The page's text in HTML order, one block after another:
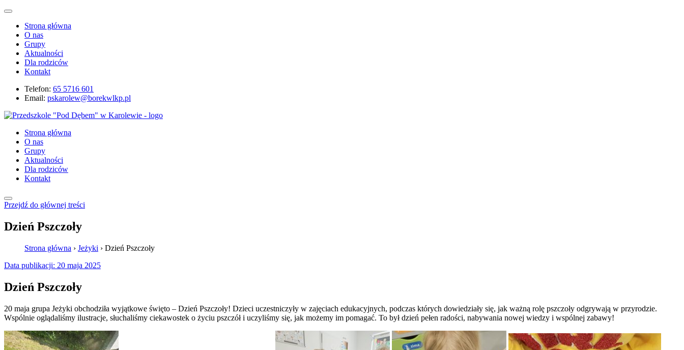
Strona główna
O nas
Grupy
Aktualności
Dla rodziców
Kontakt
Telefon: 65 5716 601
Email: pskarolew@borekwlkp.pl
Strona główna
O nas
Grupy
Aktualności
Dla rodziców
Kontakt
Przejdź do głównej treści
Dzień Pszczoły
Strona główna › Jeżyki › Dzień Pszczoły
Data publikacji: 20 maja 2025
Dzień Pszczoły
20 maja grupa Jeżyki obchodziła wyjątkowe święto – Dzień Pszczoły! Dzieci uczestniczyły w zajęciach edukacyjnych, podczas których dowiedziały się, jak ważną rolę pszczoły odgrywają w przyrodzie.
Wspólnie oglądaliśmy ilustracje, słuchaliśmy ciekawostek o życiu pszczół i uczyliśmy się, jak możemy im pomagać. To był dzień pełen radości, nabywania nowej wiedzy i wspólnej zabawy!